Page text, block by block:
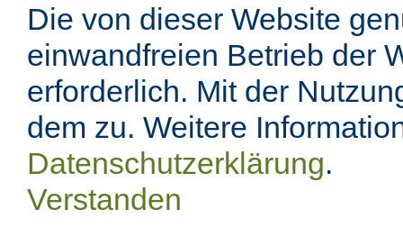
Die von dieser Website
einwandfreien Betrieb der
erforderlich. Mit der
dem zu. Weitere
Datenschutzerklärung.
Verstanden